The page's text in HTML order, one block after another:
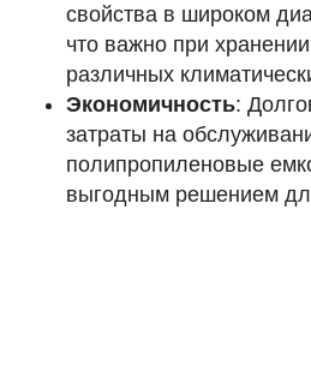
свойства в широком
что важно при
различных
Экономичность:
затраты на
полипропиленовые
выгодным решением